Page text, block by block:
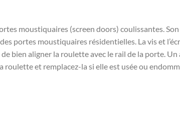
moustiquaires (screen doors) coulissantes.
portes moustiquaires résidentielles. La vis et
bien aligner la roulette avec le rail de la porte.
et remplacez-la si elle est usée ou